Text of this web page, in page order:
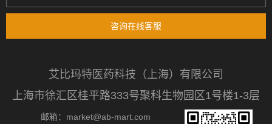
咨询在线客服
艾比玛特医药科技（上海）有限公司
上海市徐汇区桂平路333号聚科生物园区1号楼1-3层
邮箱：market@ab-mart.com